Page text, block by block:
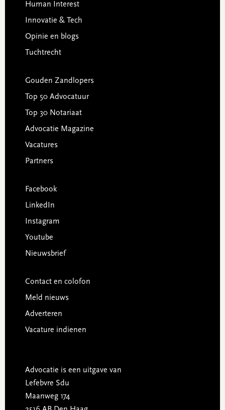
Human Interest
Innovatie & Tech
Opinie en blogs
Tuchtrecht
Gouden Zandlopers
Top 50 Advocatuur
Top 30 Notariaat
Advocatie Magazine
Vacatures
Partners
Facebook
LinkedIn
Instagram
Youtube
Nieuwsbrief
Contact en colofon
Meld nieuws
Adverteren
Vacature indienen
Advocatie is een uitgave van
Lefebvre Sdu
Maanweg 174